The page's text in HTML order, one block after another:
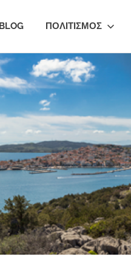
BLOG ΠΟΛΙΤΙΣΜΟΣ